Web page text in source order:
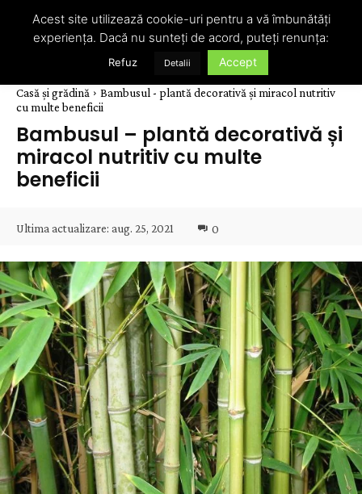
Casă și grădină
Bambusul - plantă decorativă și miracol nutritiv
cu multe beneficii
Bambusul – plantă decorativă și
miracol nutritiv cu multe
beneficii
Ultima actualizare: aug. 25, 2021 0
Acest site utilizează cookie-uri pentru a vă îmbunătăți
experiența. Dacă nu sunteți de acord, puteți renunța:
Refuz Detalii Accept